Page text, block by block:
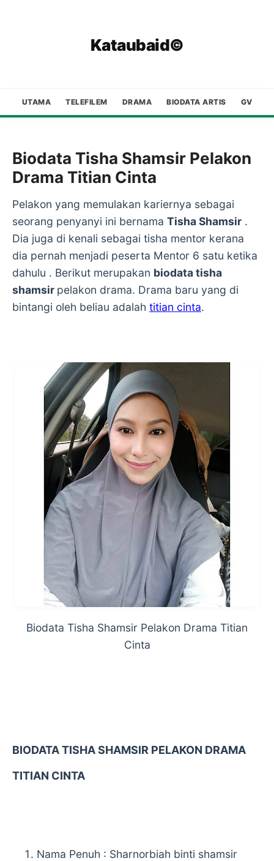
Kataubaid©
UTAMA TELEFILEM DRAMA BIODATA ARTIS GV
Biodata Tisha Shamsir Pelakon
Drama Titian Cinta
Pelakon yang memulakan kariernya sebagai
seorang penyanyi ini bernama Tisha Shamsir .
Dia juga di kenali sebagai tisha mentor kerana
dia pernah menjadi peserta Mentor 6 satu ketika
dahulu . Berikut merupakan biodata tisha
shamsir pelakon drama. Drama baru yang di
bintangi oleh beliau adalah titian cinta.
Biodata Tisha Shamsir Pelakon Drama Titian
Cinta
BIODATA TISHA SHAMSIR PELAKON DRAMA
TITIAN CINTA
Nama Penuh : Sharnorbiah binti shamsir